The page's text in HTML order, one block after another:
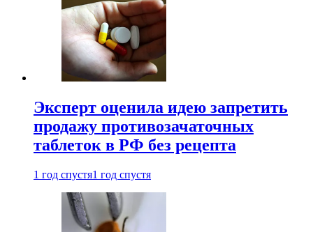
Эксперт оценила идею запретить
продажу противозачаточных
таблеток в РФ без рецепта
1 год спустя1 год спустя